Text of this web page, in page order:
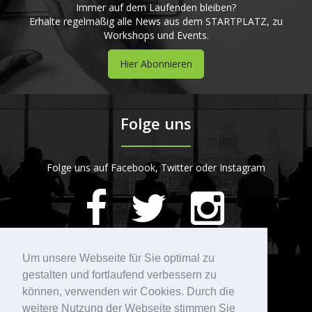
Um unsere Webseite für Sie optimal zu
gestalten und fortlaufend verbessern zu
können, verwenden wir Cookies. Durch die
weitere Nutzung der Webseite stimmen Sie
Immer auf dem Laufenden bleiben?
Erhalte regelmäßig alle News aus dem STARTPLATZ, zu
Workshops und Events.
Hier Abonnieren
Folge uns
Folge uns auf Facebook, Twitter oder Instagram
STARTPLATZ
420Bewertungen auf ProvenExpert.com
Kontakt